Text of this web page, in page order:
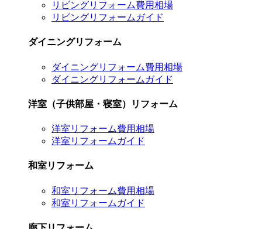
リビングリフォーム費用相場
リビングリフォームガイド
ダイニングリフォーム
ダイニングリフォーム費用相場
ダイニングリフォームガイド
洋室（子供部屋・寝室）リフォーム
洋室リフォーム費用相場
洋室リフォームガイド
和室リフォーム
和室リフォーム費用相場
和室リフォームガイド